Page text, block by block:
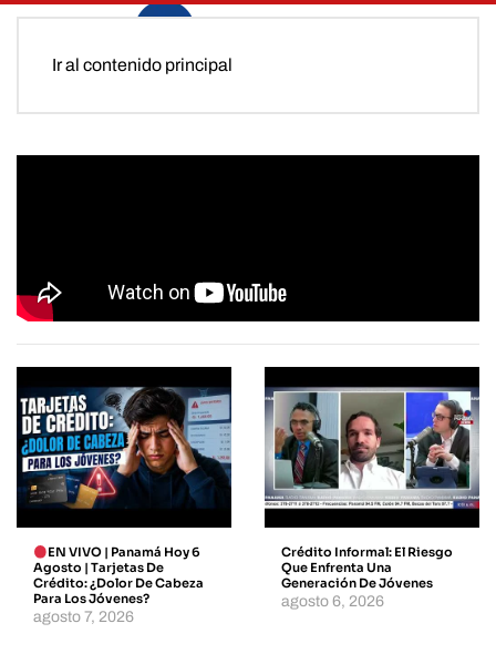
Ir al contenido principal
EN VIVO | Panamá Hoy 6
Agosto | Tarjetas De
Crédito: ¿dolor De Cabeza
Para Los Jóvenes?
agosto 7, 2026
Crédito Informal: El Riesgo
Que Enfrenta Una
Generación De Jóvenes
agosto 6, 2026